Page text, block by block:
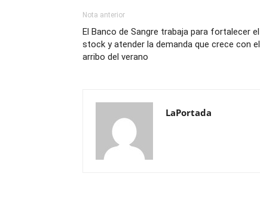
Nota anterior
El Banco de Sangre trabaja para fortalecer el
stock y atender la demanda que crece con el
arribo del verano
LaPortada